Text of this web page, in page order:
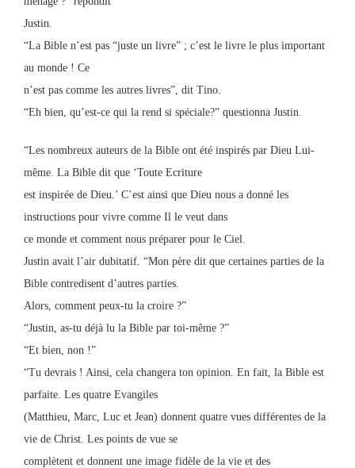
Justin.
“La Bible n’est pas “juste un livre” ; c’est le livre le plus important
au monde ! Ce
n’est pas comme les autres livres”, dit Tino.
“Eh bien, qu’est-ce qui la rend si spéciale?” questionna Justin.
“Les nombreux auteurs de la Bible ont été inspirés par Dieu Lui-
même. La Bible dit que ‘Toute Ecriture
est inspirée de Dieu.’ C’est ainsi que Dieu nous a donné les
instructions pour vivre comme Il le veut dans
ce monde et comment nous préparer pour le Ciel.
Justin avait l’air dubitatif. “Mon père dit que certaines parties de la
Bible contredisent d’autres parties.
Alors, comment peux-tu la croire ?”
“Justin, as-tu déjà lu la Bible par toi-même ?”
“Et bien, non !”
“Tu devrais ! Ainsi, cela changera ton opinion. En fait, la Bible est
parfaite. Les quatre Evangiles
(Matthieu, Marc, Luc et Jean) donnent quatre vues différentes de la
vie de Christ. Les points de vue se
complètent et donnent une image fidèle de la vie et des